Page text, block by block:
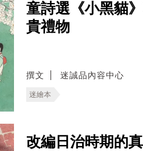
童詩選《小黑貓
貴禮物
撰文 迷誠品內容中心
迷繪本
改編日治時期的